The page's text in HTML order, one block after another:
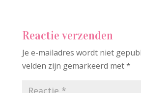
Reactie verzenden
Je e-mailadres wordt niet
velden zijn gemarkeerd met*